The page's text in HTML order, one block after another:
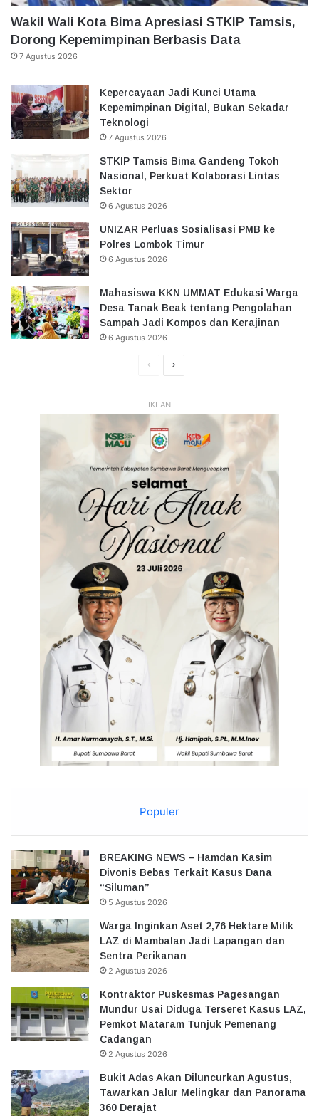
Wakil Wali Kota Bima Apresiasi STKIP Tamsis,
Dorong Kepemimpinan Berbasis Data
7 Agustus 2026
Kepercayaan Jadi Kunci Utama
Kepemimpinan Digital, Bukan Sekadar
Teknologi
7 Agustus 2026
STKIP Tamsis Bima Gandeng Tokoh
Nasional, Perkuat Kolaborasi Lintas
Sektor
6 Agustus 2026
UNIZAR Perluas Sosialisasi PMB ke
Polres Lombok Timur
6 Agustus 2026
Mahasiswa KKN UMMAT Edukasi Warga
Desa Tanak Beak tentang Pengolahan
Sampah Jadi Kompos dan Kerajinan
6 Agustus 2026
HalamanHalaman
IKLAN
Populer
BREAKING NEWS – Hamdan Kasim
Divonis Bebas Terkait Kasus Dana
“Siluman”
5 Agustus 2026
Warga Inginkan Aset 2,76 Hektare Milik
LAZ di Mambalan Jadi Lapangan dan
Sentra Perikanan
2 Agustus 2026
Kontraktor Puskesmas Pagesangan
Mundur Usai Diduga Terseret Kasus LAZ,
Pemkot Mataram Tunjuk Pemenang
Cadangan
2 Agustus 2026
Bukit Adas Akan Diluncurkan Agustus,
Tawarkan Jalur Melingkar dan Panorama
360 Derajat